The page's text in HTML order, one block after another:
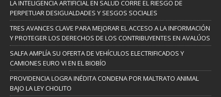
LA INTELIGENCIA ARTIFICIAL EN SALUD CORRE EL RIESGO DE
PERPETUAR DESIGUALDADES Y SESGOS SOCIALES
TRES AVANCES CLAVE PARA MEJORAR EL ACCESO A LA INFORMACIÓN
Y PROTEGER LOS DERECHOS DE LOS CONTRIBUYENTES EN AVALÚOS
SALFA AMPLÍA SU OFERTA DE VEHÍCULOS ELECTRIFICADOS Y
CAMIONES EURO VI EN EL BIOBÍO
PROVIDENCIA LOGRA INÉDITA CONDENA POR MALTRATO ANIMAL
BAJO LA LEY CHOLITO